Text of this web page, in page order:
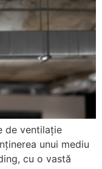
de ventilație
unui mediu
cu o vastă